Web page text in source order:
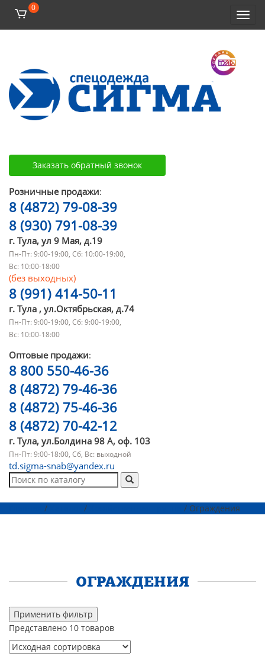
0
Заказать обратный звонок
Розничные продажи:
8 (4872) 79-08-39
8 (930) 791-08-39
г. Тула, ул 9 Мая, д.19
Пн-Пт: 9:00-19:00, Сб: 10:00-19:00,
Вс: 10:00-18:00
(без выходных)
8 (991) 414-50-11
г. Тула , ул.Октябрьская, д.74
Пн-Пт: 9:00-19:00, Сб: 9:00-19:00,
Вс: 10:00-18:00
Оптовые продажи:
8 800 550-46-36
8 (4872) 79-46-36
8 (4872) 75-46-36
8 (4872) 70-42-12
г. Тула, ул.Болдина 98 А, оф. 103
Пн-Пт: 9:00-18:00, Сб, Вс: выходной
td.sigma-snab@yandex.ru
/ / / Ограждения
ОГРАЖДЕНИЯ
Применить фильтр
Представлено 10 товаров